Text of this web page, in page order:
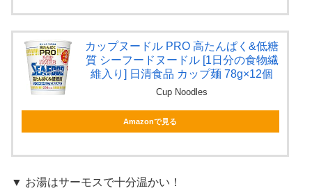
カップヌードル PRO 高たんぱく&低糖
質 シーフードヌードル [1日分の食物繊
維入り] 日清食品 カップ麺 78g×12個
Cup Noodles
Amazonで見る
▼ お湯はサーモスで十分温かい！